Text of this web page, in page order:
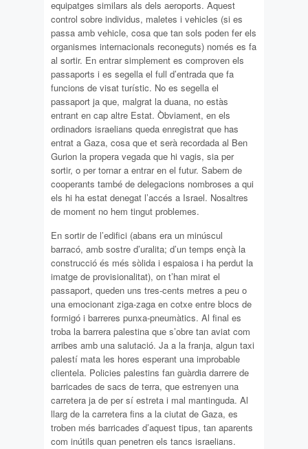
equipatges similars als dels aeroports. Aquest
control sobre individus, maletes i vehicles (si es
passa amb vehicle, cosa que tan sols poden fer els
organismes internacionals reconeguts) només es fa
al sortir. En entrar simplement es comproven els
passaports i es segella el full d’entrada que fa
funcions de visat turístic. No es segella el
passaport ja que, malgrat la duana, no estàs
entrant en cap altre Estat. Òbviament, en els
ordinadors israelians queda enregistrat que has
entrat a Gaza, cosa que et serà recordada al Ben
Gurion la propera vegada que hi vagis, sia per
sortir, o per tornar a entrar en el futur. Sabem de
cooperants també de delegacions nombroses a qui
els hi ha estat denegat l’accés a Israel. Nosaltres
de moment no hem tingut problemes.
En sortir de l’edifici (abans era un minúscul
barracó, amb sostre d’uralita; d’un temps ençà la
construcció és més sòlida i espaiosa i ha perdut la
imatge de provisionalitat), on t’han mirat el
passaport, queden uns tres-cents metres a peu o
una emocionant ziga-zaga en cotxe entre blocs de
formigó i barreres punxa-pneumàtics. Al final es
troba la barrera palestina que s’obre tan aviat com
arribes amb una salutació. Ja a la franja, algun taxi
palestí mata les hores esperant una improbable
clientela. Policies palestins fan guàrdia darrere de
barricades de sacs de terra, que estrenyen una
carretera ja de per sí estreta i mal mantinguda. Al
llarg de la carretera fins a la ciutat de Gaza, es
troben més barricades d’aquest tipus, tan aparents
com inútils quan penetren els tancs israelians.